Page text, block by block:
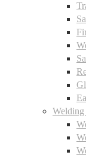
Welding